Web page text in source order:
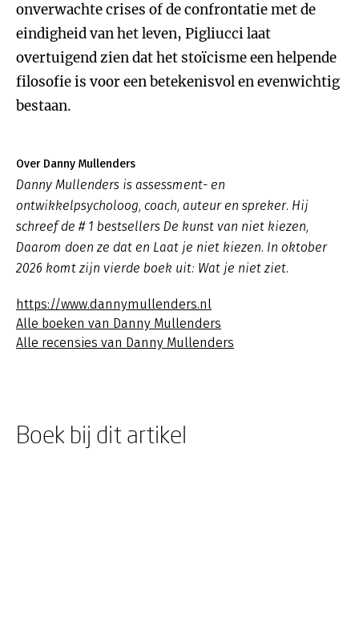
onverwachte crises of de confrontatie met de
eindigheid van het leven, Pigliucci laat
overtuigend zien dat het stoïcisme een helpende
filosofie is voor een betekenisvol en evenwichtig
bestaan.
Over Danny Mullenders
Danny Mullenders is assessment- en
ontwikkelpsycholoog, coach, auteur en spreker. Hij
schreef de # 1 bestsellers De kunst van niet kiezen,
Daarom doen ze dat en Laat je niet kiezen. In oktober
2026 komt zijn vierde boek uit: Wat je niet ziet.
https://www.dannymullenders.nl
Alle boeken van Danny Mullenders
Alle recensies van Danny Mullenders
Boek bij dit artikel